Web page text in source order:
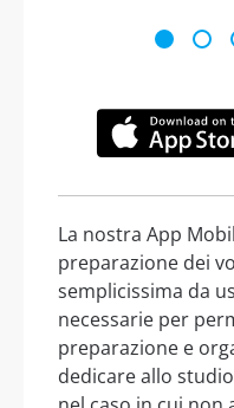
La nostra App
preparazione dei
semplicissima da
necessarie per
preparazione e
dedicare allo